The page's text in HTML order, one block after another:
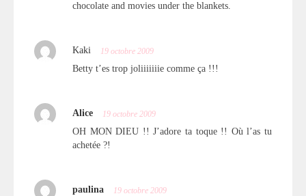
chocolate and movies under the blankets.
Kaki 19 octobre 2009
Betty t’es trop joliiiiiiie comme ça !!!
Alice 19 octobre 2009
OH MON DIEU !! J’adore ta toque !! Où l’as tu
achetée ?!
paulina 19 octobre 2009